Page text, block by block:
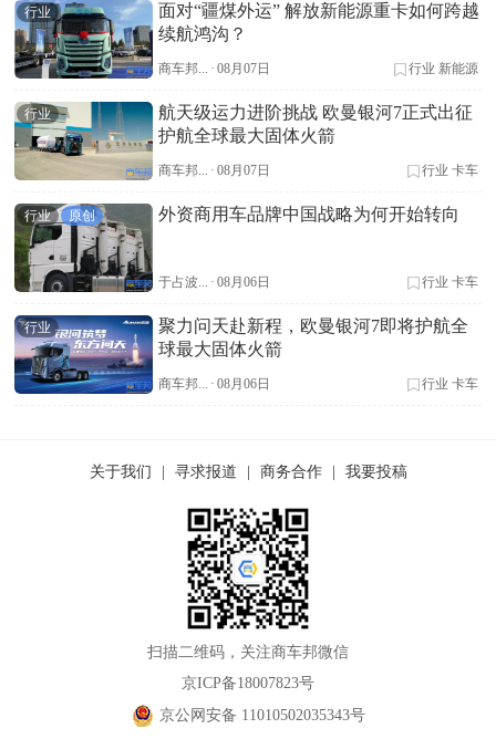
行业
面对“疆煤外运” 解放新能源重卡如何跨越
续航鸿沟？
商车邦... · 08月07日 行业 新能源
行业
航天级运力进阶挑战 欧曼银河7正式出征
护航全球最大固体火箭
商车邦... · 08月07日 行业 卡车
行业 原创 外资商用车品牌中国战略为何开始转向
于占波... · 08月06日 行业 卡车
行业
聚力问天赴新程，欧曼银河7即将护航全
球最大固体火箭
商车邦... · 08月06日 行业 卡车
关于我们 | 寻求报道 | 商务合作 | 我要投稿
扫描二维码，关注商车邦微信
京ICP备18007823号
京公网安备 11010502035343号